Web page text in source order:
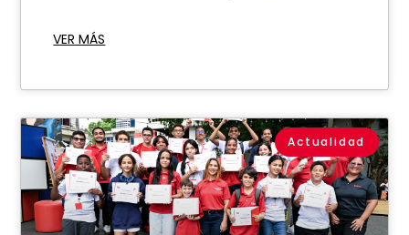
VER MÁS
Actualidad